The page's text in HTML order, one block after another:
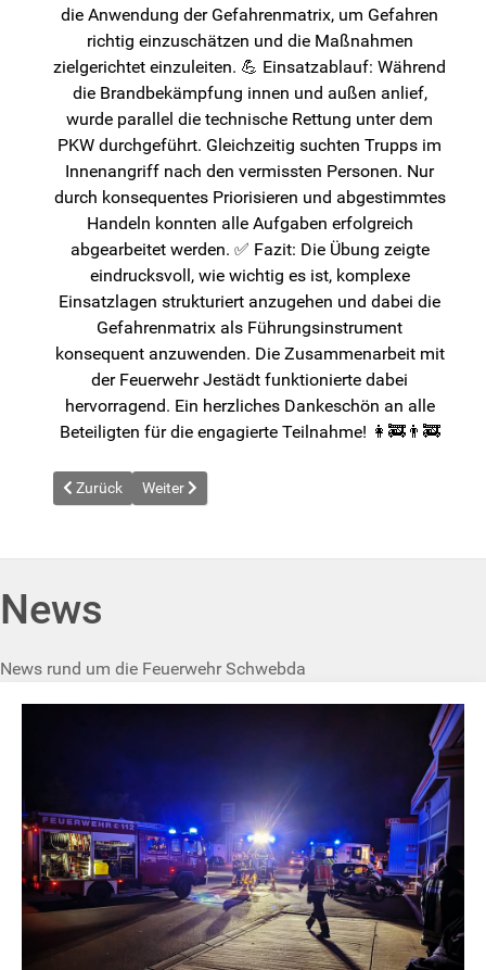
die Anwendung der Gefahrenmatrix, um Gefahren
richtig einzuschätzen und die Maßnahmen
zielgerichtet einzuleiten. 💪 Einsatzablauf: Während
die Brandbekämpfung innen und außen anlief,
wurde parallel die technische Rettung unter dem
PKW durchgeführt. Gleichzeitig suchten Trupps im
Innenangriff nach den vermissten Personen. Nur
durch konsequentes Priorisieren und abgestimmtes
Handeln konnten alle Aufgaben erfolgreich
abgearbeitet werden. ✅ Fazit: Die Übung zeigte
eindrucksvoll, wie wichtig es ist, komplexe
Einsatzlagen strukturiert anzugehen und dabei die
Gefahrenmatrix als Führungsinstrument
konsequent anzuwenden. Die Zusammenarbeit mit
der Feuerwehr Jestädt funktionierte dabei
hervorragend. Ein herzliches Dankeschön an alle
Beteiligten für die engagierte Teilnahme! 👩‍🚒👨‍🚒
Vorheriger Beitrag: News vom 2025-09-03
Zurück Nächster Beitrag: News vom 2025-09-25
Weiter
News
News rund um die Feuerwehr Schwebda